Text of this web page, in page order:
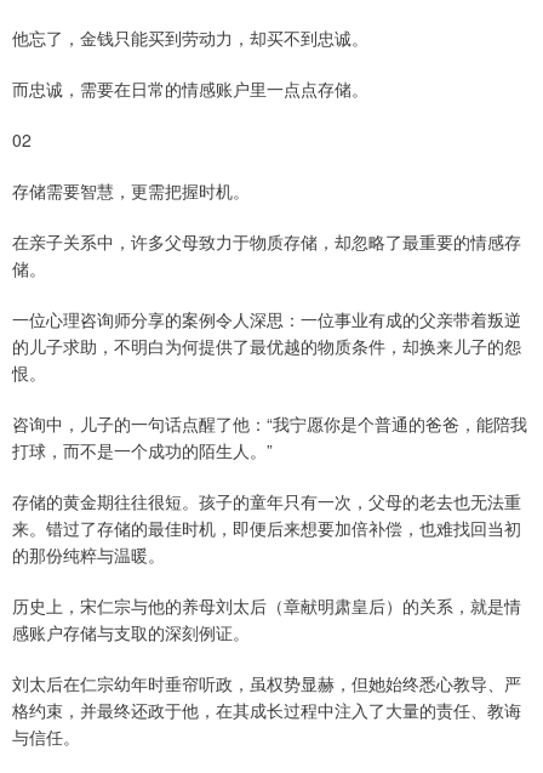
他忘了，金钱只能买到劳动力，却买不到忠诚。
而忠诚，需要在日常的情感账户里一点点存储。
02
存储需要智慧，更需把握时机。
在亲子关系中，许多父母致力于物质存储，却忽略了最重要的情感存
储。
一位心理咨询师分享的案例令人深思：一位事业有成的父亲带着叛逆
的儿子求助，不明白为何提供了最优越的物质条件，却换来儿子的怨
恨。
咨询中，儿子的一句话点醒了他：“我宁愿你是个普通的爸爸，能陪我
打球，而不是一个成功的陌生人。”
存储的黄金期往往很短。孩子的童年只有一次，父母的老去也无法重
来。错过了存储的最佳时机，即便后来想要加倍补偿，也难找回当初
的那份纯粹与温暖。
历史上，宋仁宗与他的养母刘太后（章献明肃皇后）的关系，就是情
感账户存储与支取的深刻例证。
刘太后在仁宗幼年时垂帘听政，虽权势显赫，但她始终悉心教导、严
格约束，并最终还政于他，在其成长过程中注入了大量的责任、教诲
与信任。